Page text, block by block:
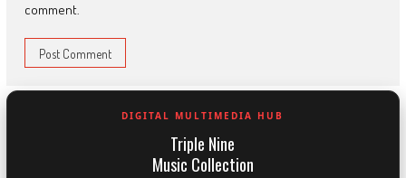
comment.
DIGITAL MULTIMEDIA HUB
Triple Nine
Music Collection